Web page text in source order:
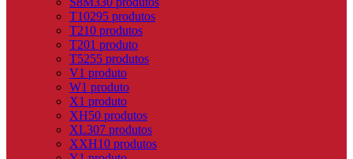
T10295 produtos
T210 produtos
T201 produto
T5255 produtos
V1 produto
W1 produto
X1 produto
XH50 produtos
XL307 produtos
XXH10 produtos